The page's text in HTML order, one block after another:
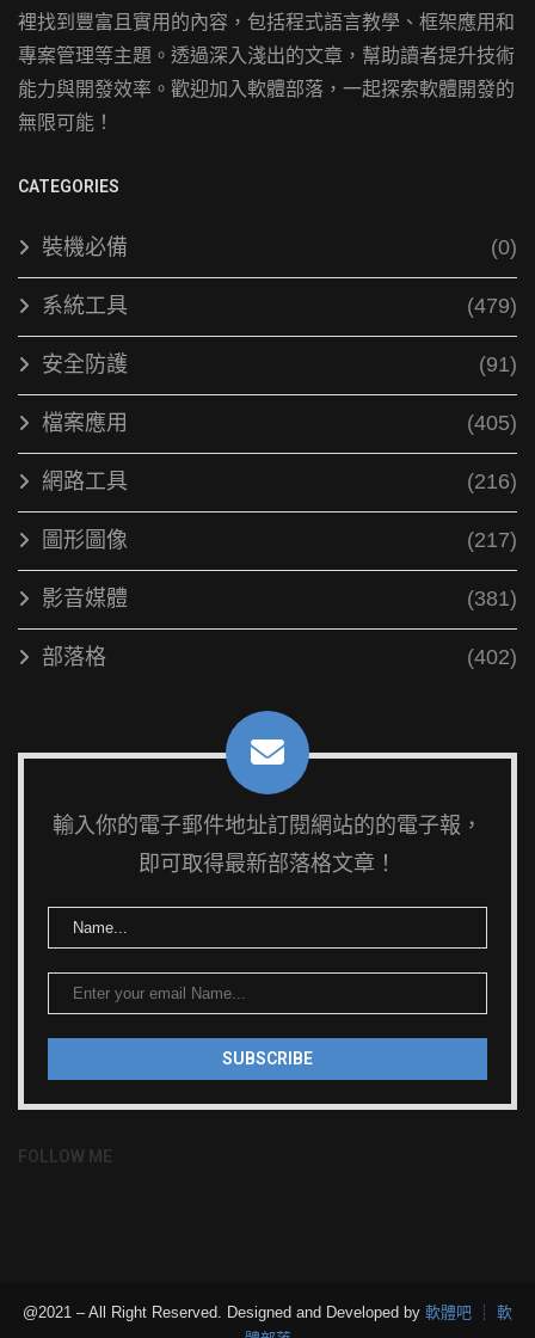
裡找到豐富且實用的內容，包括程式語言教學、框架應用和
專案管理等主題。透過深入淺出的文章，幫助讀者提升技術
能力與開發效率。歡迎加入軟體部落，一起探索軟體開發的
無限可能！
CATEGORIES
裝機必備 (0)
系統工具 (479)
安全防護 (91)
檔案應用 (405)
網路工具 (216)
圖形圖像 (217)
影音媒體 (381)
部落格 (402)
輸入你的電子郵件地址訂閱網站的的電子報，
即可取得最新部落格文章！
FOLLOW ME
@2021 – All Right Reserved. Designed and Developed by 軟體吧 ┊ 軟